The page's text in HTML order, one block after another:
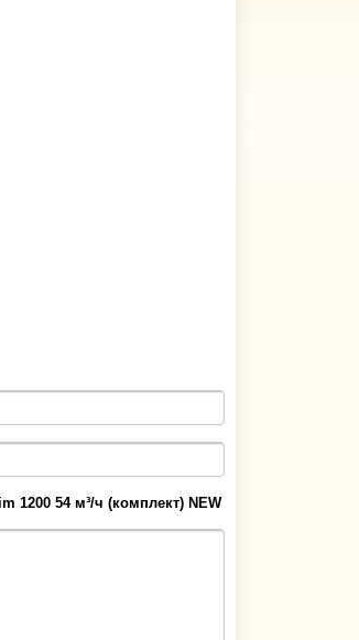
1200 54 м³/ч (комплект) NEW